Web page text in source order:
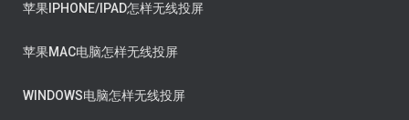
苹果IPHONE/IPAD怎样无线投屏
苹果MAC电脑怎样无线投屏
WINDOWS电脑怎样无线投屏